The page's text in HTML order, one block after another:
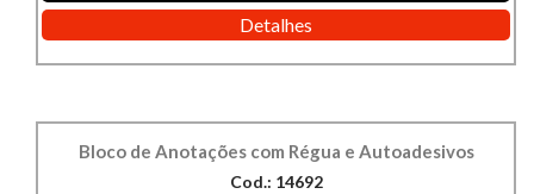
Detalhes
Bloco de Anotações com Régua e Autoadesivos
Cod.: 14692